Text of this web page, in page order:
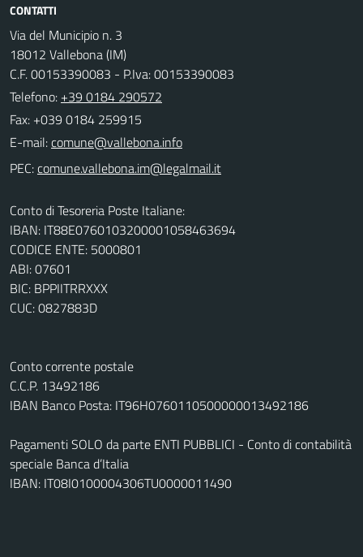
CONTATTI
Via del Municipio n. 3
18012 Vallebona (IM)
C.F. 00153390083 - P.Iva: 00153390083
Telefono: +39 0184 290572
Fax: +039 0184 259915
E-mail:
PEC:
Conto di Tesoreria Poste Italiane:
IBAN: IT88E0760103200001058463694
CODICE ENTE: 5000801
ABI: 07601
BIC: BPPIITRRXXX
CUC: 0827883D
Conto corrente postale
C.C.P. 13492186
IBAN Banco Posta: IT96H0760110500000013492186
Pagamenti SOLO da parte ENTI PUBBLICI - Conto di contabilità
speciale Banca d’Italia
IBAN: IT08I0100004306TU0000011490